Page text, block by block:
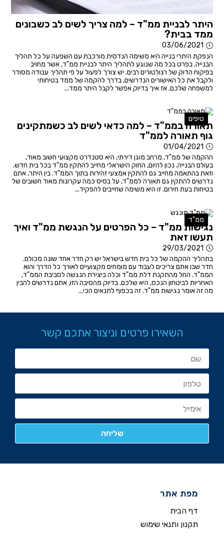
היתר לבניית ממ"ד – למה צריך לשים לב כשבונים
ממד בבית?
03/06/2021
הנפקת היתרי בנייה היא משימה הנדסית מורכבת עם השפעה על כל תהליך
הבנייה. בפרט בכל מה שנוגע לתהליך היתר לבניית ממ"ד, אשר מחויב
בפיקוח הדוק של רגולטורים רבים. יש צורך לפעול על פי תהליך עבודה מסודר
ולקבל את כל האישורים הנדרשים, בדרך להקמה של ממד בטיחותי
למשפחה שלכם. אז איך בדיוק אפשר לקבל היתר ממד...
טיפים
תאורה בממ"ד – למה כדאי לשים לב כשמתקינים
גוף תאורה לממ"ד
01/04/2021
ההקמה של ממ"ד, מרחב מוגן דירתי, היא סטנדרט מקצועי חשוב מאוד,
בעולם הבנייה. נכון להיום, החוק הישראלי מחייב להתקין ממ"ד בכל בית חדש.
וזאת בהתאמה מחייב גם להתקין אמצעי זהירות בתוך הממ"ד. בין היתר, אתם
נדרשים להתקין גם תאורה לממ"ד, על בסיס כמה עקרונות מאוד חשובים של
בטיחות בעת חירום. זו היא משימה שחייבים להפקיד...
ממ"ד
נגישות ממ"ד – כל הפרטים על הנגשת ממ"ד ואיך
תעשו זאת
29/03/2021
בתהליך ההקמה של כל בית חדש בישראל יש רק חדר אחד שונה מכולם.
חדר שבו אתם צריכים לעבוד עם מומחים מקצועיים לאורך כל הדרך והוא
הממ"ד. החל מהתקנת דלת ממ"ד וכלה ביצירת הנגשה לסביבת הממ"ד,
האחריות לביטחון הנכס, היא שלכם. בדיוק מהסיבה הזו, אתם נדרשים להבין
מה זה אומר נגישות ממ"ד. זה בכפוף לתנאים הכי...
השאירו פרטים וניצור אתכם קשר
מפת אתר
דף הבית
תקנון ותנאי שימוש